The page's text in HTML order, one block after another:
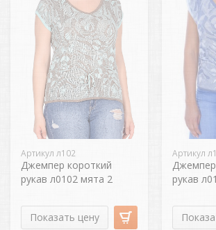
Артикул л102
Джемпер короткий
рукав л0102 мята 2
Показать цену
Артикул
рукав